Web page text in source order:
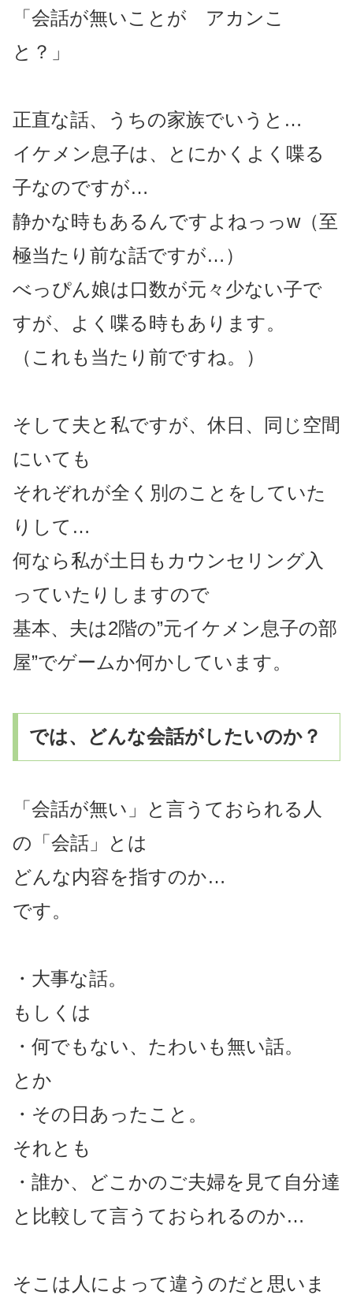
「会話が無いことが アカンこ
と？」
正直な話、うちの家族でいうと…
イケメン息子は、とにかくよく喋る
子なのですが…
静かな時もあるんですよねっっw（至
極当たり前な話ですが…）
べっぴん娘は口数が元々少ない子で
すが、よく喋る時もあります。
（これも当たり前ですね。）
そして夫と私ですが、休日、同じ空間
にいても
それぞれが全く別のことをしていた
りして…
何なら私が土日もカウンセリング入
っていたりしますので
基本、夫は2階の”元イケメン息子の部
屋”でゲームか何かしています。
では、どんな会話がしたいのか？
「会話が無い」と言うておられる人
の「会話」とは
どんな内容を指すのか…
です。
・大事な話。
もしくは
・何でもない、たわいも無い話。
とか
・その日あったこと。
それとも
・誰か、どこかのご夫婦を見て自分達
と比較して言うておられるのか…
そこは人によって違うのだと思いま